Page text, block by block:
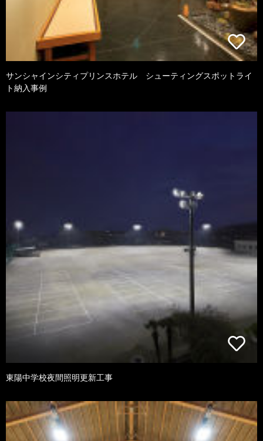
サンシャインシティプリンスホテル シューティングスポットライ
ト納入事例
東陽中学校夜間照明更新工事